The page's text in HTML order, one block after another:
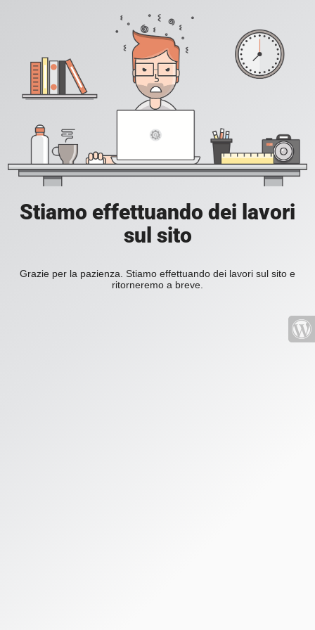
Stiamo effettuando dei lavori
sul sito
Grazie per la pazienza. Stiamo effettuando dei lavori sul sito e
ritorneremo a breve.